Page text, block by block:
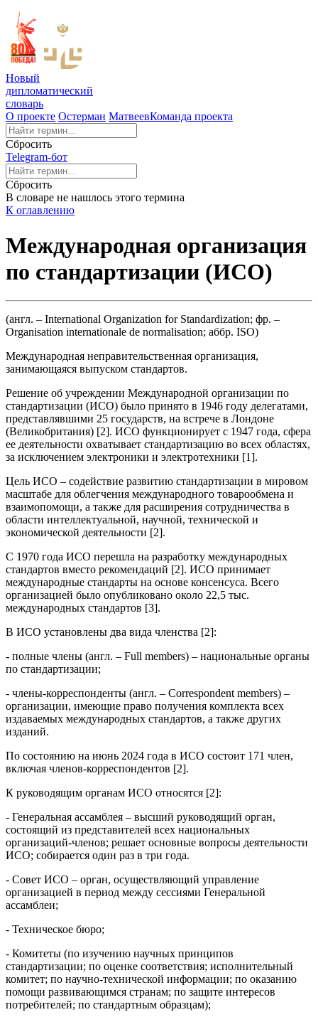
Новый
дипломатический
словарь
О проекте Остерман МатвеевКоманда проекта
Сбросить
Telegram-бот
Сбросить
В словаре не нашлось этого термина
К оглавлению
Международная организация
по стандартизации (ИСО)
(англ. – International Organization for Standardization; фр. –
Organisation internationale de normalisation; аббр. ISO)
Международная неправительственная организация,
занимающаяся выпуском стандартов.
Решение об учреждении Международной организации по
стандартизации (ИСО) было принято в 1946 году делегатами,
представлявшими 25 государств, на встрече в Лондоне
(Великобритания) [2]. ИСО функционирует с 1947 года, сфера
ее деятельности охватывает стандартизацию во всех областях,
за исключением электроники и электротехники [1].
Цель ИСО – содействие развитию стандартизации в мировом
масштабе для облегчения международного товарообмена и
взаимопомощи, а также для расширения сотрудничества в
области интеллектуальной, научной, технической и
экономической деятельности [2].
С 1970 года ИСО перешла на разработку международных
стандартов вместо рекомендаций [2]. ИСО принимает
международные стандарты на основе консенсуса. Всего
организацией было опубликовано около 22,5 тыс.
международных стандартов [3].
В ИСО установлены два вида членства [2]:
- полные члены (англ. – Full members) – национальные органы
по стандартизации;
- члены-корреспонденты (англ. – Correspondent members) –
организации, имеющие право получения комплекта всех
издаваемых международных стандартов, а также других
изданий.
По состоянию на июнь 2024 года в ИСО состоит 171 член,
включая членов-корреспондентов [2].
К руководящим органам ИСО относятся [2]:
- Генеральная ассамблея – высший руководящий орган,
состоящий из представителей всех национальных
организаций-членов; решает основные вопросы деятельности
ИСО; собирается один раз в три года.
- Совет ИСО – орган, осуществляющий управление
организацией в период между сессиями Генеральной
ассамблеи;
- Техническое бюро;
- Комитеты (по изучению научных принципов
стандартизации; по оценке соответствия; исполнительный
комитет; по научно-технической информации; по оказанию
помощи развивающимся странам; по защите интересов
потребителей; по стандартным образцам);